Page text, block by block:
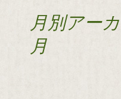
月別アー
月